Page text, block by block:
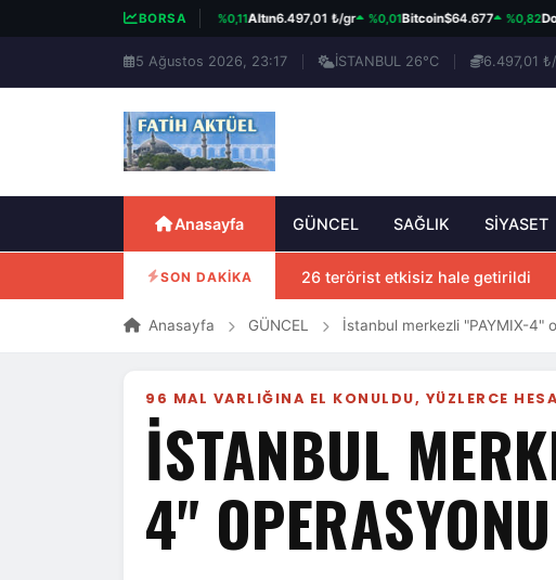
BORSA
13.703,13 %0,11 Altın6.497,01 ₺/gr %0,01Bitcoin$64.677 %0,82Dolar
5 Ağustos 2026, 23:17 İSTANBUL 26°C 6.497,01
Anasayfa GÜNCEL SAĞLIK SİYASET
SON DAKİKA 26 terörist etkisiz hale getirildi
Anasayfa GÜNCEL İstanbul merkezli "PAYMIX-4"
96 MAL VARLIĞINA EL KONULDU, YÜZLERCE
İSTANBUL
4" OPERASYONU